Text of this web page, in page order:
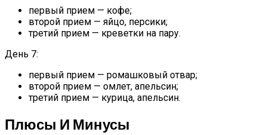
первый прием — кофе;
второй прием — яйцо, персики;
третий прием — креветки на пару.
День 7:
первый прием — ромашковый отвар;
второй прием — омлет, апельсин;
третий прием — курица, апельсин.
Плюсы И Минусы